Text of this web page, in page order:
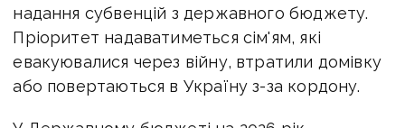
надання субвенцій з державного бюджету.
Пріоритет надаватиметься сім'ям, які
евакуювалися через війну, втратили домівку
або повертаються в Україну з-за кордону.